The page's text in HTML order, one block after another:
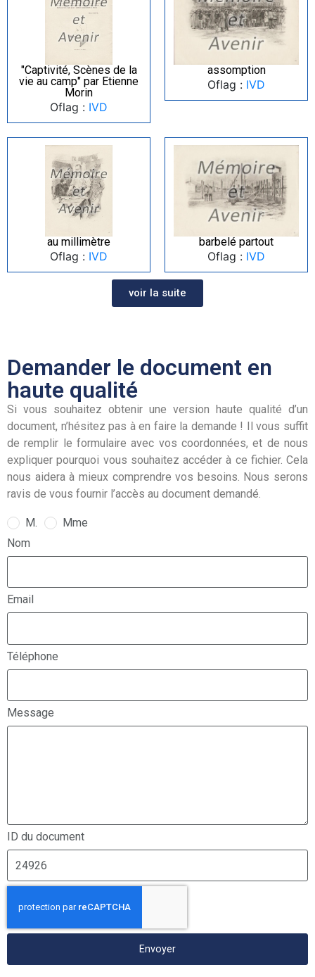
"Captivité, Scènes de la
vie au camp" par Etienne
Morin
Oflag : IVD
assomption
Oflag : IVD
au millimètre
Oflag : IVD
barbelé partout
Oflag : IVD
voir la suite
Demander le document en
haute qualité
Si vous souhaitez obtenir une version haute qualité d’un
document, n’hésitez pas à en faire la demande ! Il vous suffit
de remplir le formulaire avec vos coordonnées, et de nous
expliquer pourquoi vous souhaitez accéder à ce fichier. Cela
nous aidera à mieux comprendre vos besoins. Nous serons
ravis de vous fournir l’accès au document demandé.
M.
Mme
Nom
Email
Téléphone
Message
ID du document
Envoyer